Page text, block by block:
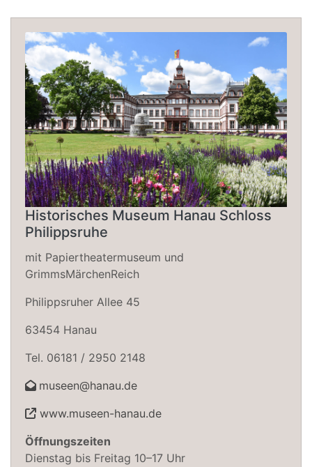
Historisches Museum Hanau Schloss
Philippsruhe
mit Papiertheatermuseum und
GrimmsMärchenReich
Philippsruher Allee 45
63454 Hanau
Tel. 06181 / 2950 2148
museen@hanau.de
www.museen-hanau.de
Öffnungszeiten
Dienstag bis Freitag 10–17 Uhr